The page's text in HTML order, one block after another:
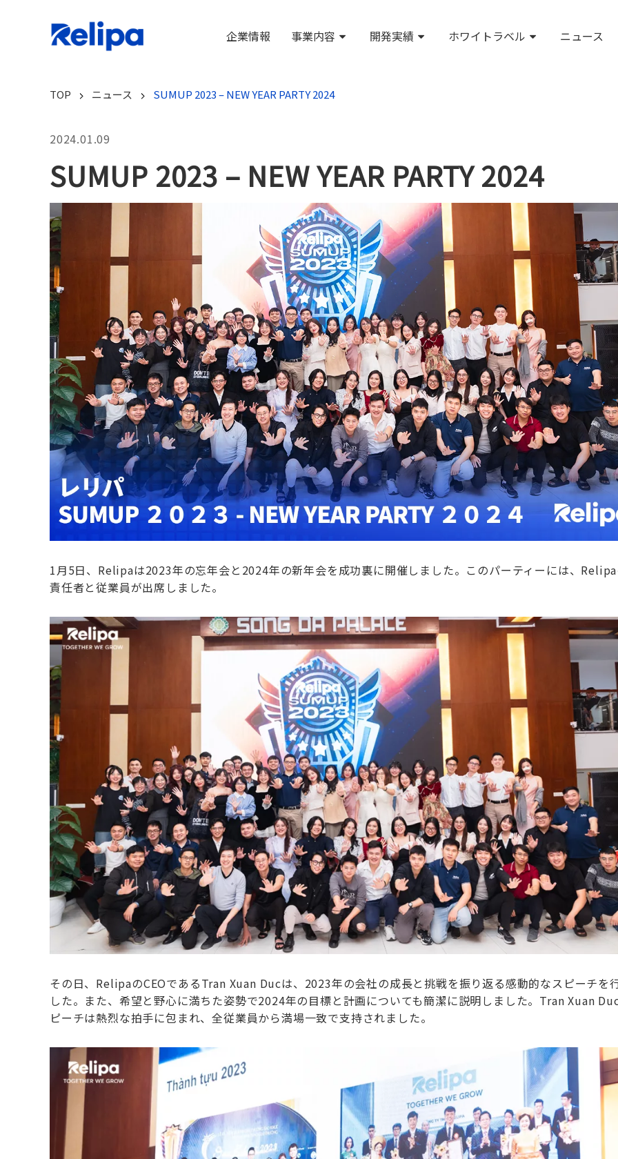
企業情報 事業内容 開発実績 ホワイトラベル ニュース
TOP ニュース SUMUP 2023 – NEW YEAR PARTY 2024
2024.01.09
SUMUP 2023 – NEW YEAR PARTY 2024
1月5日、Relipaは2023年の忘年会と2024年の新年会を成功裏に開催しました。このパーティーには、
責任者と従業員が出席しました。
その日、RelipaのCEOであるTran Xuan Ducは、2023年の会社の成長と挑戦を振り返る感動的なスピーチを
した。また、希望と野心に満ちた姿勢で2024年の目標と計画についても簡潔に説明しました。Tran Xuan
ピーチは熱烈な拍手に包まれ、全従業員から満場一致で支持されました。